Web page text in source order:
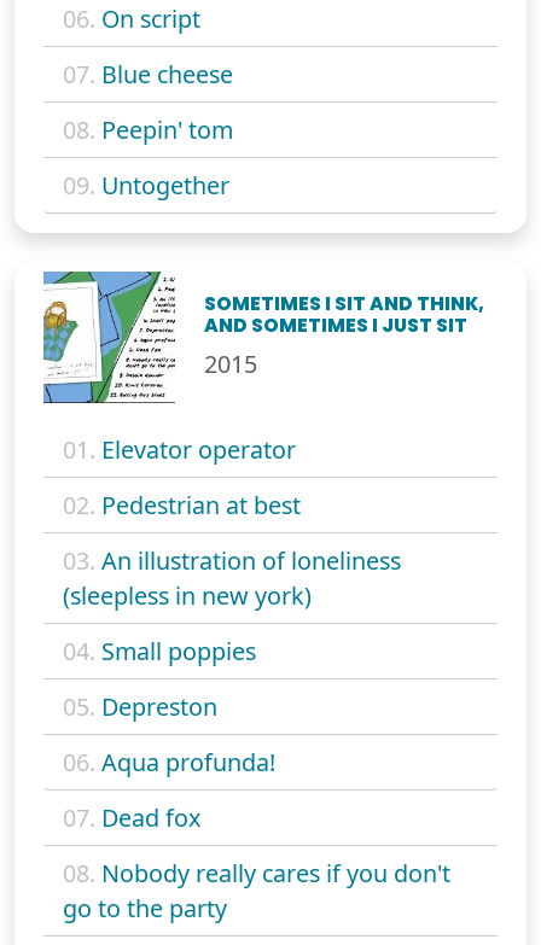
06. On script
07. Blue cheese
08. Peepin' tom
09. Untogether
SOMETIMES I SIT AND THINK,
AND SOMETIMES I JUST SIT
2015
01. Elevator operator
02. Pedestrian at best
03. An illustration of loneliness
(sleepless in new york)
04. Small poppies
05. Depreston
06. Aqua profunda!
07. Dead fox
08. Nobody really cares if you don't
go to the party